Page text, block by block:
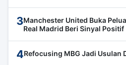
3Manchester United Buka
Real Madrid Beri Sinyal Positif
4Refocusing MBG Jadi Usulan